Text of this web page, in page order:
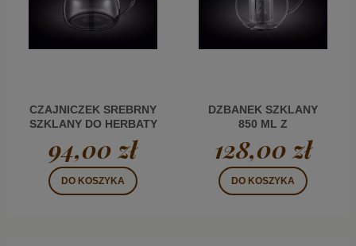
CZAJNICZEK SREBRNY
SZKLANY DO HERBATY
POKRYWKĄ 950 ML WL
94,00 zł
DO KOSZYKA
DZBANEK SZKLANY
850 ML Z
ZAPARZACZEM WL
128,00 zł
DO KOSZYKA